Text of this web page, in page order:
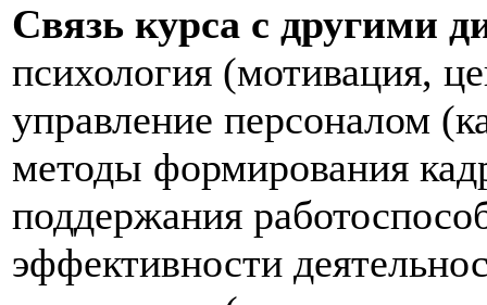
Связь курса с другими
психология (мотивация,
управление персоналом
методы формирования
поддержания
эффективности